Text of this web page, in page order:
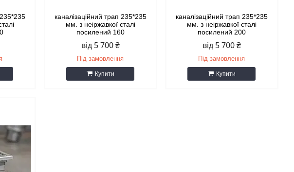
каналізаційний трап 235*235
мм. з неіржавкої сталі
посилений 160
від 5 700 ₴
Під замовлення
Купити
каналізаційний трап 235*235
мм. з неіржавкої сталі
посилений 200
від 5 700 ₴
Під замовлення
Купити